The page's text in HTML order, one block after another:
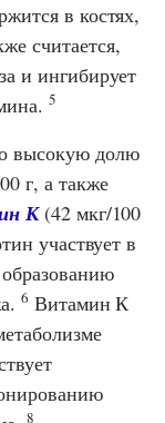
в костях,
считается,
и ингибирует
5
высокую долю
г, а также
К(42 мкг/100
участвует в
6 Витамин К
8